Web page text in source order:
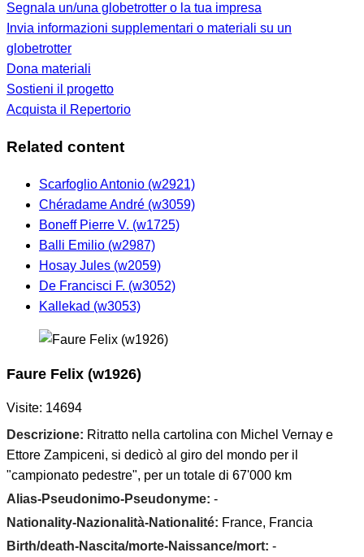
Segnala un/una globetrotter o la tua impresa
Invia informazioni supplementari o materiali su un
globetrotter
Dona materiali
Sostieni il progetto
Acquista il Repertorio
Related content
Scarfoglio Antonio (w2921)
Chéradame André (w3059)
Boneff Pierre V. (w1725)
Balli Emilio (w2987)
Hosay Jules (w2059)
De Francisci F. (w3052)
Kallekad (w3053)
Faure Felix (w1926)
Visite: 14694
Descrizione: Ritratto nella cartolina con Michel Vernay e
Ettore Zampiceni, si dedicò al giro del mondo per il
"campionato pedestre", per un totale di 67'000 km
Alias-Pseudonimo-Pseudonyme: -
Nationality-Nazionalità-Nationalité: France, Francia
Birth/death-Nascita/morte-Naissance/mort: -